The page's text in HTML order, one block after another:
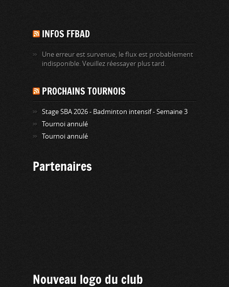
INFOS FFBAD
Une erreur est survenue, le flux est probablement
indisponible. Veuillez réessayer plus tard.
PROCHAINS TOURNOIS
Stage SBA 2026 - Badminton intensif - Semaine 3
Tournoi annulé
Tournoi annulé
Partenaires
Nouveau logo du club